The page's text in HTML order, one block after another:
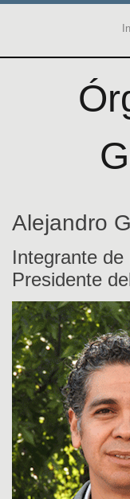
Alejandro
Integrante
Presidente